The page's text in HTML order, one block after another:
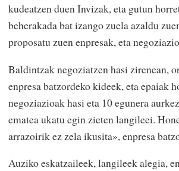
kudeatzen duen Invizak, eta gutun
beherakada bat izango zuela azaldu
proposatu zuen enpresak, eta
Baldintzak negoziatzen hasi zirenean,
enpresa batzordeko kideek, eta epaiak
negoziazioak hasi eta 10 egunera
ematea ukatu egin zieten langileei.
arrazoirik ez zela ikusita», enpresa
Auziko eskatzaileek, langileek alegia,